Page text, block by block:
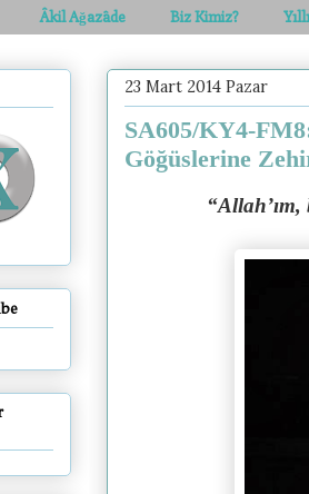
Âkil Ağazâde Biz Kimiz?
23 Mart 2014 Pazar
SA605/KY4-
Göğüslerine